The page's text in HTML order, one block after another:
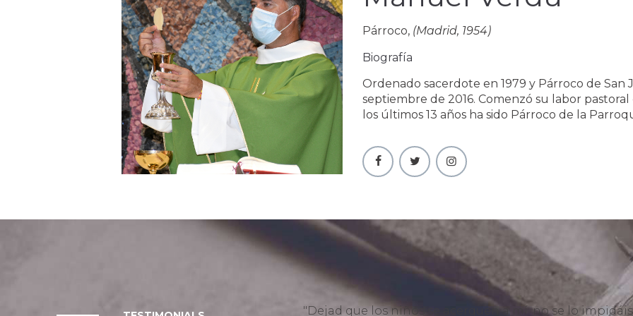
Párroco, (Madrid, 1954)
Biografía
Ordenado sacerdote en 1979 y Párroco de San
septiembre de 2016. Comenzó su labor
los últimos 13 años ha sido Párroco de la
Dejad que los niños se acerquen a mí: no se lo